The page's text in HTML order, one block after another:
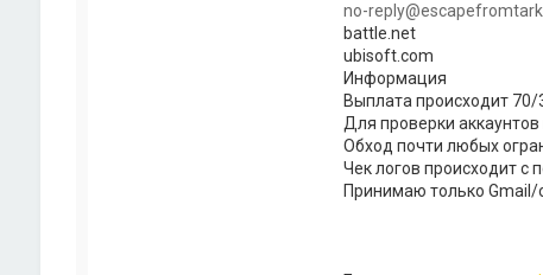
no-
battle.net
ubisoft.com
Информация
Выплата происходит
Для проверки
Обход почти любых
Чек логов происходит с
Принимаю только Gmail/